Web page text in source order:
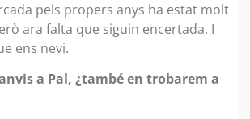
pels propers anys ha estat molt
ara falta que siguin encertada. I
ens nevi.
a Pal, ¿també en trobarem a